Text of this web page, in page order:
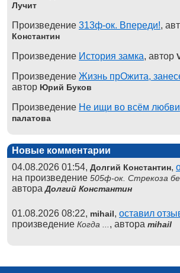
Лучит
Произведение 313ф-ок. Впереди!,
Константин
Произведение История замка, автор
Произведение Жизнь прОжита,
автор Юрий Буков
Произведение Не ищи во всём любви
палатова
Новые комментарии
04.08.2026 01:54, Долгий Константин,
на произведение 505ф-ок. Стрекоза
автораДолгий Константин
01.08.2026 08:22, mihail, оставил
произведение Когда ... , автора mihail